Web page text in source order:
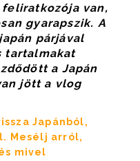
van,
gyarapszik. A
párjával
tartalmakat
a Japán
jött a vlog
Japánból,
Mesélj arról,
mivel